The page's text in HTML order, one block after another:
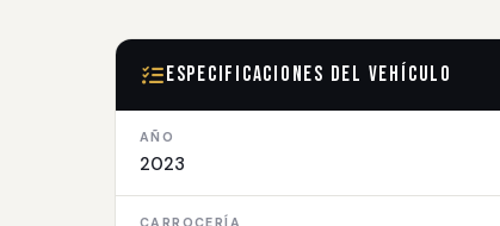
Especificaciones del Vehículo
AÑO
2023
CARROCERÍA